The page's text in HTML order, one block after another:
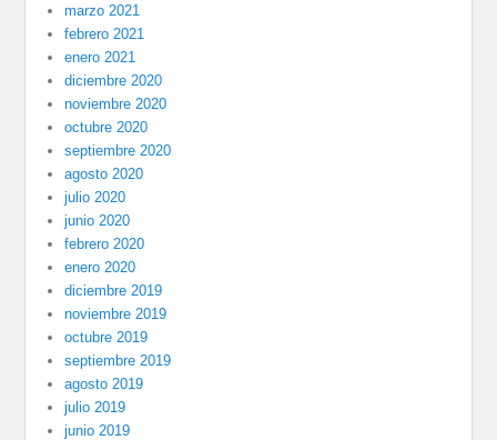
marzo 2021
febrero 2021
enero 2021
diciembre 2020
noviembre 2020
octubre 2020
septiembre 2020
agosto 2020
julio 2020
junio 2020
febrero 2020
enero 2020
diciembre 2019
noviembre 2019
octubre 2019
septiembre 2019
agosto 2019
julio 2019
junio 2019